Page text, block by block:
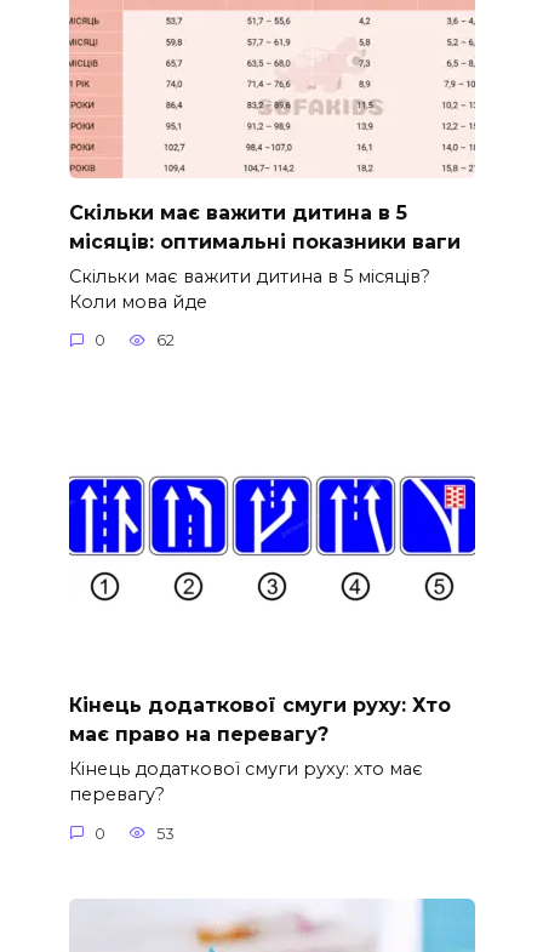
Скільки має важити дитина в 5
місяців: оптимальні показники ваги
Скільки має важити дитина в 5 місяців?
Коли мова йде
0 62
Кінець додаткової смуги руху: Хто
має право на перевагу?
Кінець додаткової смуги руху: хто має
перевагу?
0 53